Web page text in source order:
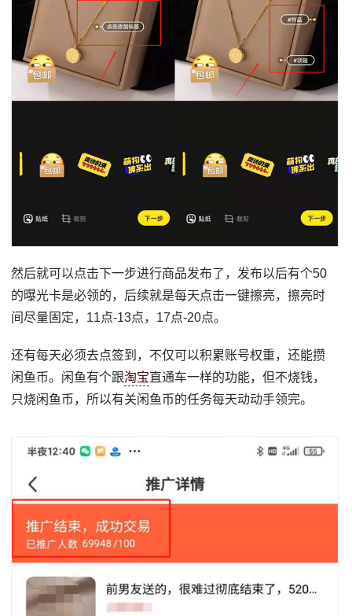
然后就可以点击下一步进行商品发布了，发布以后有个50
的曝光卡是必领的，后续就是每天点击一键擦亮，擦亮时
间尽量固定，11点-13点，17点-20点。
还有每天必须去点签到，不仅可以积累账号权重，还能攒
闲鱼币。闲鱼有个跟淘宝直通车一样的功能，但不烧钱，
只烧闲鱼币，所以有关闲鱼币的任务每天动动手领完。